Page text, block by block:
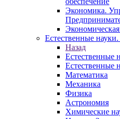
Экономика.
Естественные
Назад
Естественные
Естественные
Математика
Механика
Физика
Астрономия
Химические